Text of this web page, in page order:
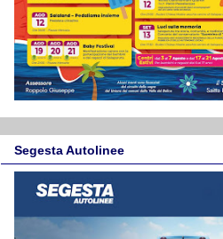
Segesta Autolinee